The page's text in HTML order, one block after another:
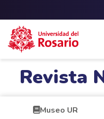
Revista
Museo UR